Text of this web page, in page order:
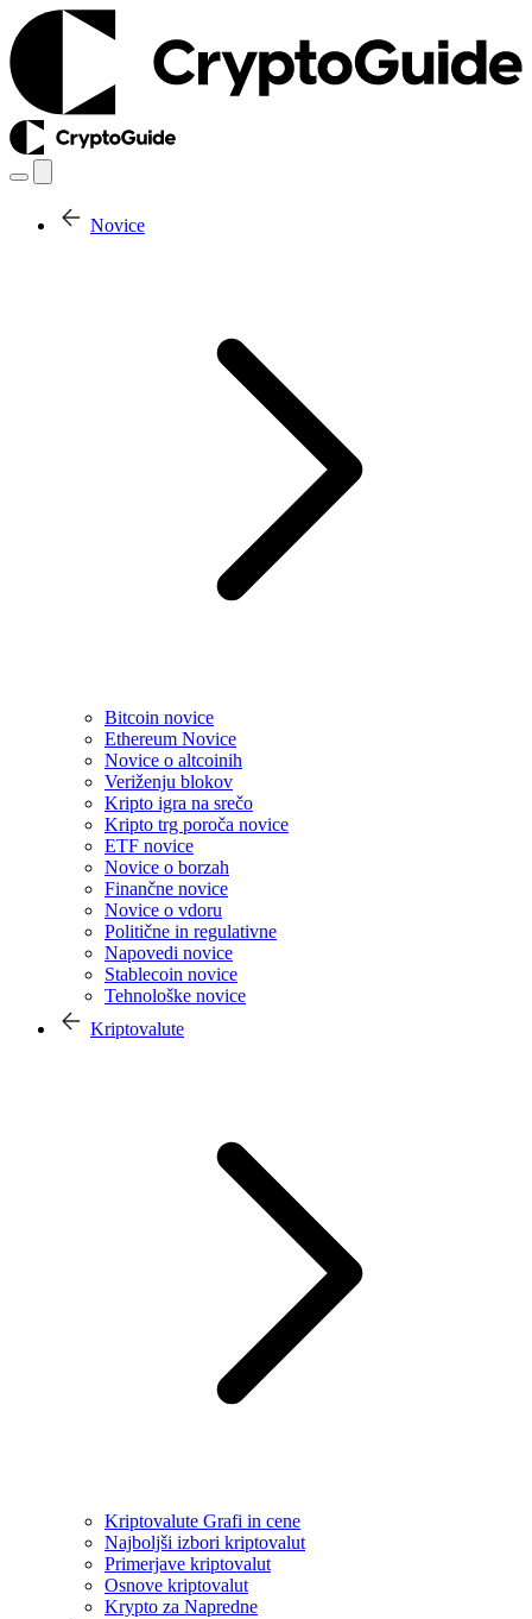
Novice
Bitcoin novice
Ethereum Novice
Novice o altcoinih
Veriženju blokov
Kripto igra na srečo
Kripto trg poroča novice
ETF novice
Novice o borzah
Finančne novice
Novice o vdoru
Politične in regulativne
Napovedi novice
Stablecoin novice
Tehnološke novice
Kriptovalute
Kriptovalute Grafi in cene
Najboljši izbori kriptovalut
Primerjave kriptovalut
Osnove kriptovalut
Krypto za Napredne